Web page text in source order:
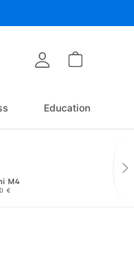
Education
M4
€